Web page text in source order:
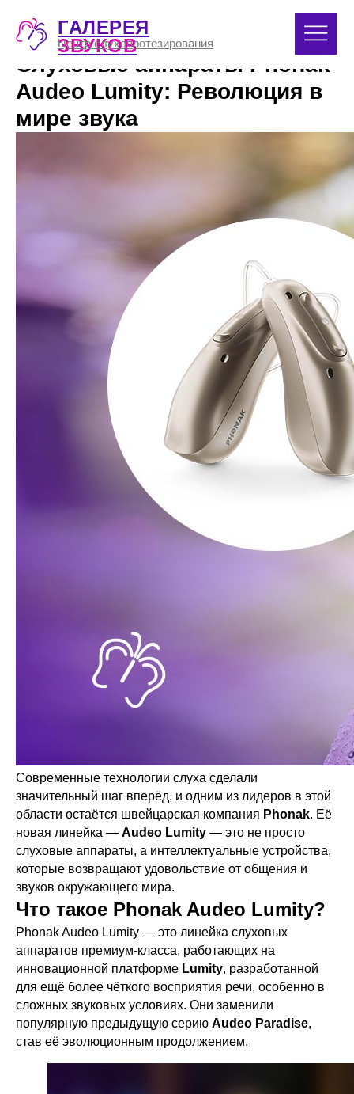
ГАЛЕРЕЯ
ЗВУКОВ
Центр слухопротезирования
8 (391)
Слуховые аппараты Phonak
Audeo Lumity: Революция в
мире звука
Современные технологии слуха сделали
значительный шаг вперёд, и одним из лидеров в этой
области остаётся швейцарская компания Phonak. Её
новая линейка — Audeo Lumity — это не просто
слуховые аппараты, а интеллектуальные устройства,
которые возвращают удовольствие от общения и
звуков окружающего мира.
Что такое Phonak Audeo Lumity?
Phonak Audeo Lumity — это линейка слуховых
аппаратов премиум-класса, работающих на
инновационной платформе Lumity, разработанной
для ещё более чёткого восприятия речи, особенно в
сложных звуковых условиях. Они заменили
популярную предыдущую серию Audeo Paradise,
став её эволюционным продолжением.